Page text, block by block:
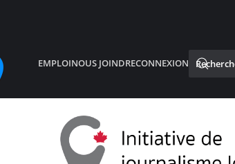
EMPLOINOUS JOINDRECONNEXION